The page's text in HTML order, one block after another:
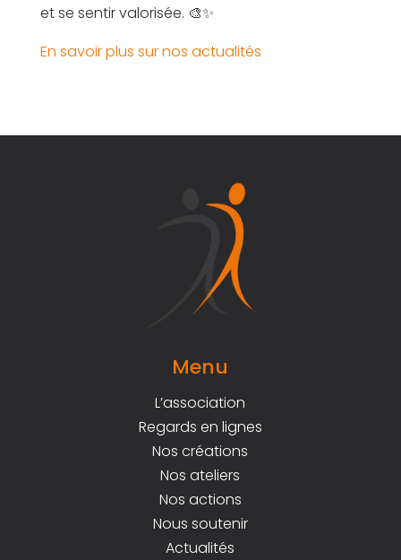
et se sentir valorisée. 🎨✨
En savoir plus sur nos actualités
Menu
L’association
Regards en lignes
Nos créations
Nos ateliers
Nos actions
Nous soutenir
Actualités